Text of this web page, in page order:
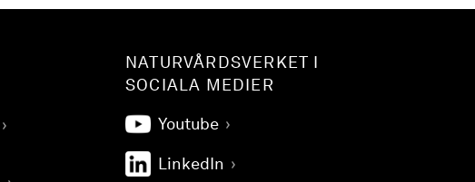
NATURVÅRDSVERKET I
SOCIALA MEDIER
Youtube
LinkedIn